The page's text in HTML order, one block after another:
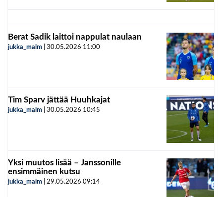
Berat Sadik laittoi nappulat naulaan
jukka_malm 30.05.2026 11:00
Tim Sparv jättää Huuhkajat
jukka_malm 30.05.2026 10:45
Yksi muutos lisää – Janssonille
ensimmäinen kutsu
jukka_malm 29.05.2026 09:14